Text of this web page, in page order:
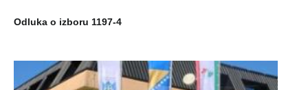
Odluka o izboru 1197-4